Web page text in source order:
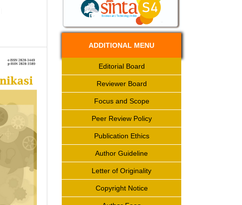
ADDITIONAL MENU
Editorial Board
Reviewer Board
Focus and Scope
Peer Review Policy
Publication Ethics
Author Guideline
Letter of Originality
Copyright Notice